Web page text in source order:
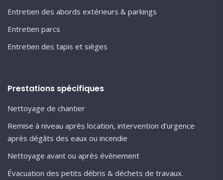
Entretien des abords extérieurs & parkings
Entretien parcs
Entretien des tapis et sièges
Prestations spécifiques
Nettoyage de chantier
Remise à niveau après location, intervention d’urgence
après dégâts des eaux ou incendie
Nettoyage avant ou après évènement
Évacuation des petits débris & déchets de travaux.